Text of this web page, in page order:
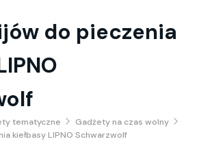
do pieczenia
tematyczne
Gadżety na czas wolny
kiełbasy LIPNO Schwarzwolf